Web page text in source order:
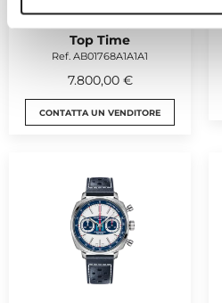
Top Time
Ref. AB01768A1A1A1
7.800,00 €
CONTATTA UN VENDITORE